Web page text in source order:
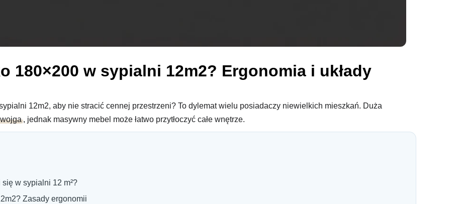
180×200 w sypialni 12m2? Ergonomia i układy
12m2, aby nie stracić cennej przestrzeni? To dylemat wielu posiadaczy niewielkich mieszkań. Duża
, jednak masywny mebel może łatwo przytłoczyć całe wnętrze.
się w sypialni 12 m²?
Zasady ergonomii